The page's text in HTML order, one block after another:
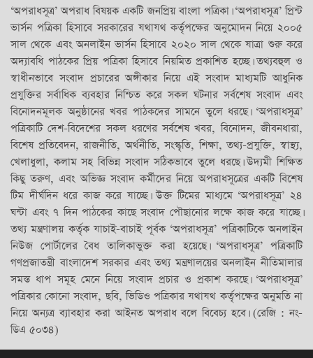
‘অপরাধসূত্র’ অপরাধ বিষয়ক একটি জনপ্রিয় বাংলা পত্রিকা। ‘অপরাধসূত্র’ প্রিন্ট
ভার্সন পত্রিকা হিসাবে সরকারের যথাযথ কর্তৃপক্ষের অনুমোদন নিয়ে ২০০৫
সাল থেকে এবং অনলাইন ভার্সন হিসাবে ২০২০ সাল থেকে যাত্রা শুরু করে
অদ্যাবধি পাঠকের প্রিয় পত্রিকা হিসাবে নিয়মিত প্রকাশিত হচ্ছে। তথ্যবহুল ও
স্বাধীনভাবে সংবাদ প্রচারের অঙ্গীকার নিয়ে এই সংবাদ মাধ্যমটি আধুনিক
প্রযুক্তির সর্বাধিক ব্যবহার নিশ্চিত করে সকল ঘটনার সর্বশেষ সংবাদ এবং
বিনোদনমূলক অনুষ্ঠানের খবর পাঠকদের সামনে তুলে ধরছে। ‘অপরাধসূত্র’
পত্রিকাটি দেশ-বিদেশের সকল ধরণের সর্বশেষ খবর, বিনোদন, জীবনধারা,
বিশেষ প্রতিবেদন, রাজনীতি, অর্থনীতি, সংস্কৃতি, শিক্ষা, তথ্য-প্রযুক্তি, স্বাস্থ্য,
খেলাধুলা, কলাম সহ বিভিন্ন সংবাদ সঠিকভাবে তুলে ধরছে। উদ্যমী শিক্ষিত
কিছু তরুণ, এবং অভিজ্ঞ সংবাদ কর্মীদের নিয়ে অপরাধসূত্রের একটি বিশেষ
টিম দীর্ঘদিন ধরে কাজ করে যাচ্ছে। উক্ত টিমের মাধ্যমে ‘অপরাধসূত্র’ ২৪
ঘন্টা এবং ৭ দিন পাঠকের কাছে সংবাদ পৌছানোর লক্ষে কাজ করে যাচ্ছে।
তথ্য মন্ত্রণালয় কর্তৃক যাচাই-বাচাই পূর্বক ‘অপরাধসূত্র’ পত্রিকাটিকে অনলাইন
নিউজ পোর্টালের বৈধ তালিকাভুক্ত করা হয়েছে। ‘অপরাধসূত্র’ পত্রিকাটি
গণপ্রজাতন্ত্রী বাংলাদেশ সরকার এবং তথ্য মন্ত্রণালয়ের অনলাইন নীতিমালার
সমস্ত ধাপ সমূহ মেনে নিয়ে সংবাদ প্রচার ও প্রকাশ করছে। ‘অপরাধসূত্র’
পত্রিকার কোনো সংবাদ, ছবি, ভিডিও পত্রিকার যথাযথ কর্তৃপক্ষের অনুমতি না
নিয়ে অন্যত্র ব্যাবহার করা আইনত অপরাধ বলে বিবেচ্য হবে। (রেজি : নং-
ডিএ ৫০৩৪)